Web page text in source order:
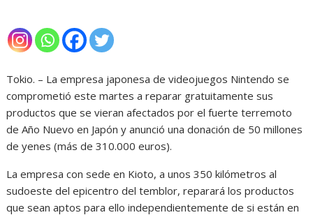
Tokio. – La empresa japonesa de videojuegos Nintendo se
comprometió este martes a reparar gratuitamente sus
productos que se vieran afectados por el fuerte terremoto
de Año Nuevo en Japón y anunció una donación de 50 millones
de yenes (más de 310.000 euros).
La empresa con sede en Kioto, a unos 350 kilómetros al
sudoeste del epicentro del temblor, reparará los productos
que sean aptos para ello independientemente de si están en